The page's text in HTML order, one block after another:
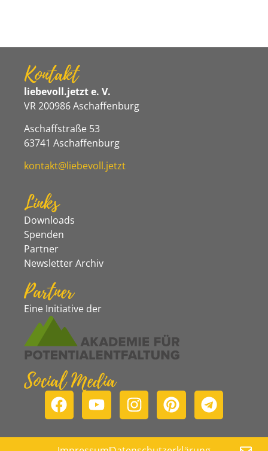
Kontakt
liebevoll.jetzt e. V.
VR 200986 Aschaffenburg
Aschaffstraße 53
63741 Aschaffenburg
kontakt@liebevoll.jetzt
Links
Downloads
Spenden
Partner
Newsletter Archiv
Partner
Eine Initiative der
Social Media